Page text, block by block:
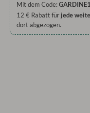
Mit dem Code:
12 € Rabatt für jede
dort abgezogen.